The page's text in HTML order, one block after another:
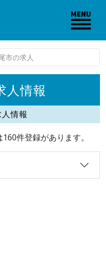
市の求人
人情報
情報
件登録があります。